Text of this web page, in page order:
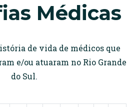
Médicas
de vida de médicos que
e/ou atuaram no Rio Grande
do Sul.